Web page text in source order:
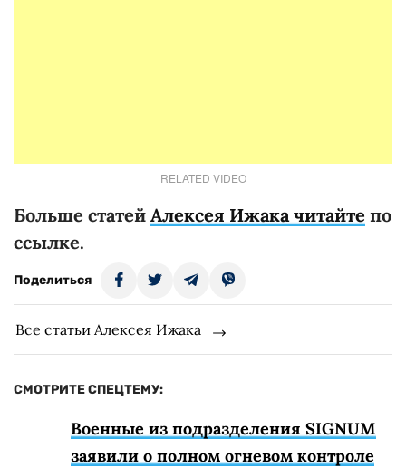
RELATED VIDEO
Больше статей Алексея Ижака читайте по
ссылке.
Поделиться
Все статьи Алексея Ижака
СМОТРИТЕ СПЕЦТЕМУ:
Военные из подразделения SIGNUM
заявили о полном огневом контроле